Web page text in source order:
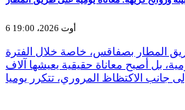
6 أوت 2026، 19:00
المطار بصفاقس، خاصة خلال الفترة
بل أصبح معاناة حقيقية يعيشها آلاف